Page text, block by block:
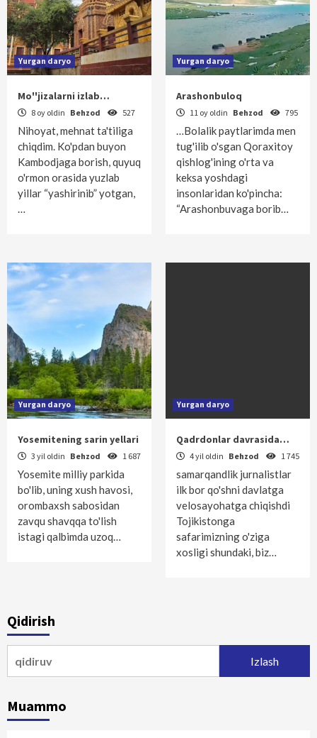
Yurgan daryo
Mo''jizalarni izlab…
8 oy oldin Behzod 527
Nihoyat, mehnat ta'tiliga
chiqdim. Ko'pdan buyon
Kambodjaga borish, quyuq
o'rmon orasida yuzlab
yillar “yashirinib” yotgan,
…
Yurgan daryo
Arashonbuloq
11 oy oldin Behzod 795
…Bolalik paytlarimda men
tug'ilib o'sgan Qoraxitoy
qishlog'ining o'rta va
keksa yoshdagi
insonlaridan ko'pincha:
“Arashonbuvaga borib…
Yurgan daryo
Yosemitening sarin yellari
3 yil oldin Behzod 1 687
Yosemite milliy parkida
bo'lib, uning xush havosi,
orombaxsh sabosidan
zavqu shavqqa to'lish
istagi qalbimda uzoq…
Yurgan daryo
Qadrdonlar davrasida…
4 yil oldin Behzod 1 745
samarqandlik jurnalistlar
ilk bor qo'shni davlatga
velosayohatga chiqishdi
Tojikistonga
safarimizning o'ziga
xosligi shundaki, biz…
Qidirish
Muammo